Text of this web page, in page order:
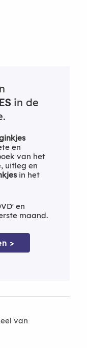
in de
en
van het
uitleg en
in het
en
maand.
>
van